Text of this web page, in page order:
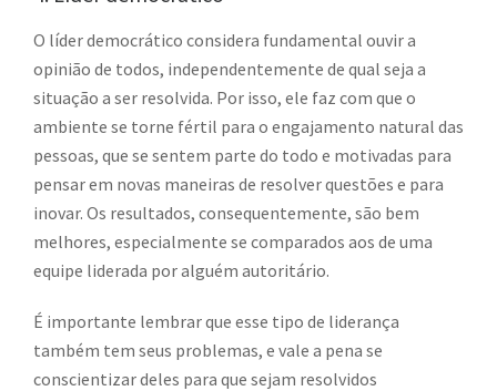
O líder democrático considera fundamental ouvir a
opinião de todos, independentemente de qual seja a
situação a ser resolvida. Por isso, ele faz com que o
ambiente se torne fértil para o engajamento natural das
pessoas, que se sentem parte do todo e motivadas para
pensar em novas maneiras de resolver questões e para
inovar. Os resultados, consequentemente, são bem
melhores, especialmente se comparados aos de uma
equipe liderada por alguém autoritário.
É importante lembrar que esse tipo de liderança
também tem seus problemas, e vale a pena se
conscientizar deles para que sejam resolvidos